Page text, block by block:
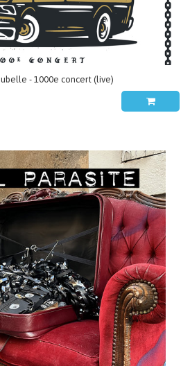
- 1000e concert (live)